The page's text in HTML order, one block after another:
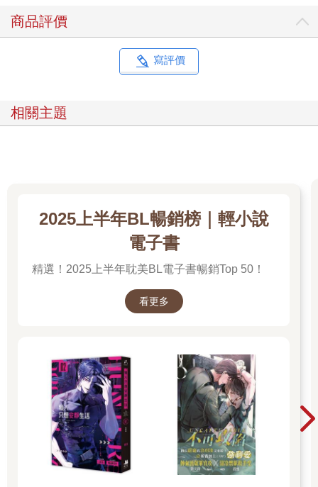
商品評價
寫評價
相關主題
2025上半年BL暢銷榜｜輕小說
電子書
精選！2025上半年耽美BL電子書暢銷Top 50！
看更多